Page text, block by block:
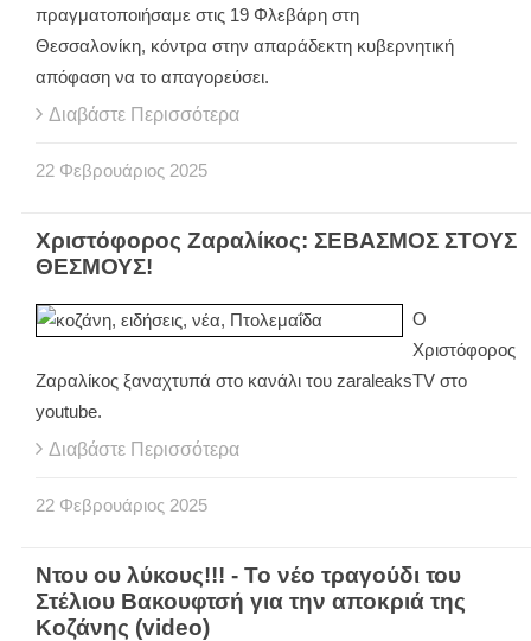
πραγματοποιήσαμε στις 19 Φλεβάρη στη
Θεσσαλονίκη, κόντρα στην απαράδεκτη κυβερνητική
απόφαση να το απαγορεύσει.
Διαβάστε Περισσότερα
22 Φεβρουάριος 2025
Χριστόφορος Ζαραλίκος: ΣΕΒΑΣΜΟΣ ΣΤΟΥΣ
ΘΕΣΜΟΥΣ!
Ο
Χριστόφορος
Ζαραλίκος ξαναχτυπά στο κανάλι του zaraleaksTV στο
youtube.
Διαβάστε Περισσότερα
22 Φεβρουάριος 2025
Ντου ου λύκους!!! - Το νέο τραγούδι του
Στέλιου Βακουφτσή για την αποκριά της
Κοζάνης (video)